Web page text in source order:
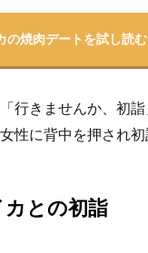
の焼肉デートを試し読む
行きませんか、初
に背中を押され初
との初詣